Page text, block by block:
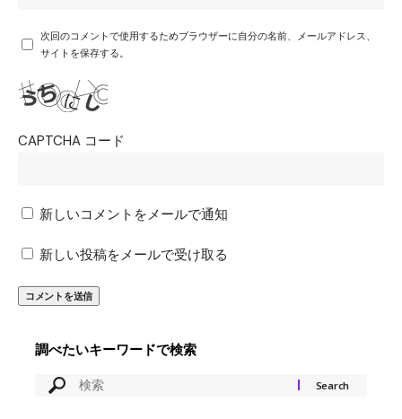
次回のコメントで使用するためブラウザーに自分の名前、メールアドレス、
サイトを保存する。
CAPTCHA コード
新しいコメントをメールで通知
新しい投稿をメールで受け取る
調べたいキーワードで検索